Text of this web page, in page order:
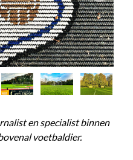
en specialist binnen
voetbaldier.